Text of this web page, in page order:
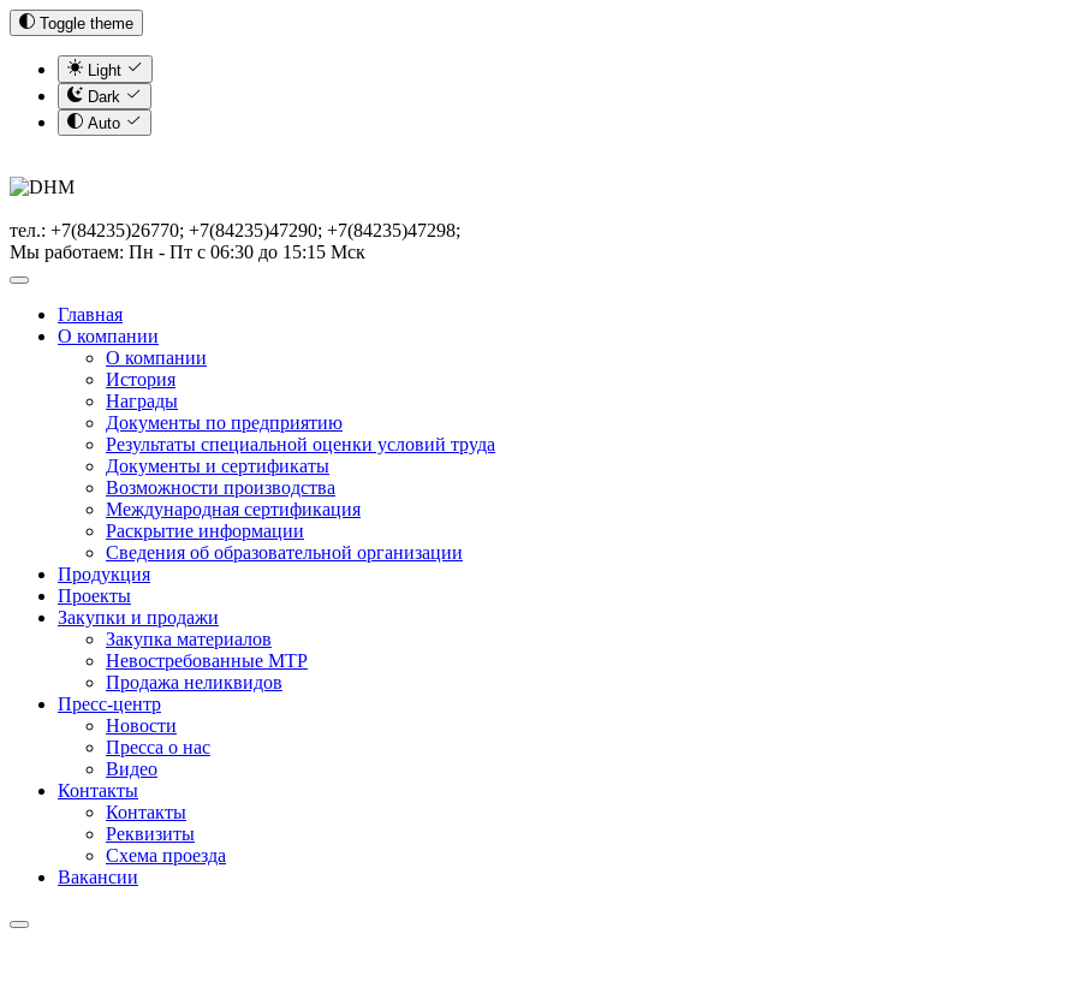
Toggle theme
Light
Dark
Auto
тел.: +7(84235)26770; +7(84235)47290; +7(84235)47298;
Мы работаем: Пн - Пт с 06:30 до 15:15 Мск
Главная
О компании
О компании
История
Награды
Документы по предприятию
Результаты специальной оценки условий труда
Документы и сертификаты
Возможности производства
Международная сертификация
Раскрытие информации
Сведения об образовательной организации
Продукция
Проекты
Закупки и продажи
Закупка материалов
Невостребованные МТР
Продажа неликвидов
Пресс-центр
Новости
Пресса о нас
Видео
Контакты
Контакты
Реквизиты
Схема проезда
Вакансии